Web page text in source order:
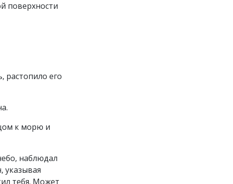
поверхности
растопило его
к морю и
наблюдал
указывая
тебя. Может